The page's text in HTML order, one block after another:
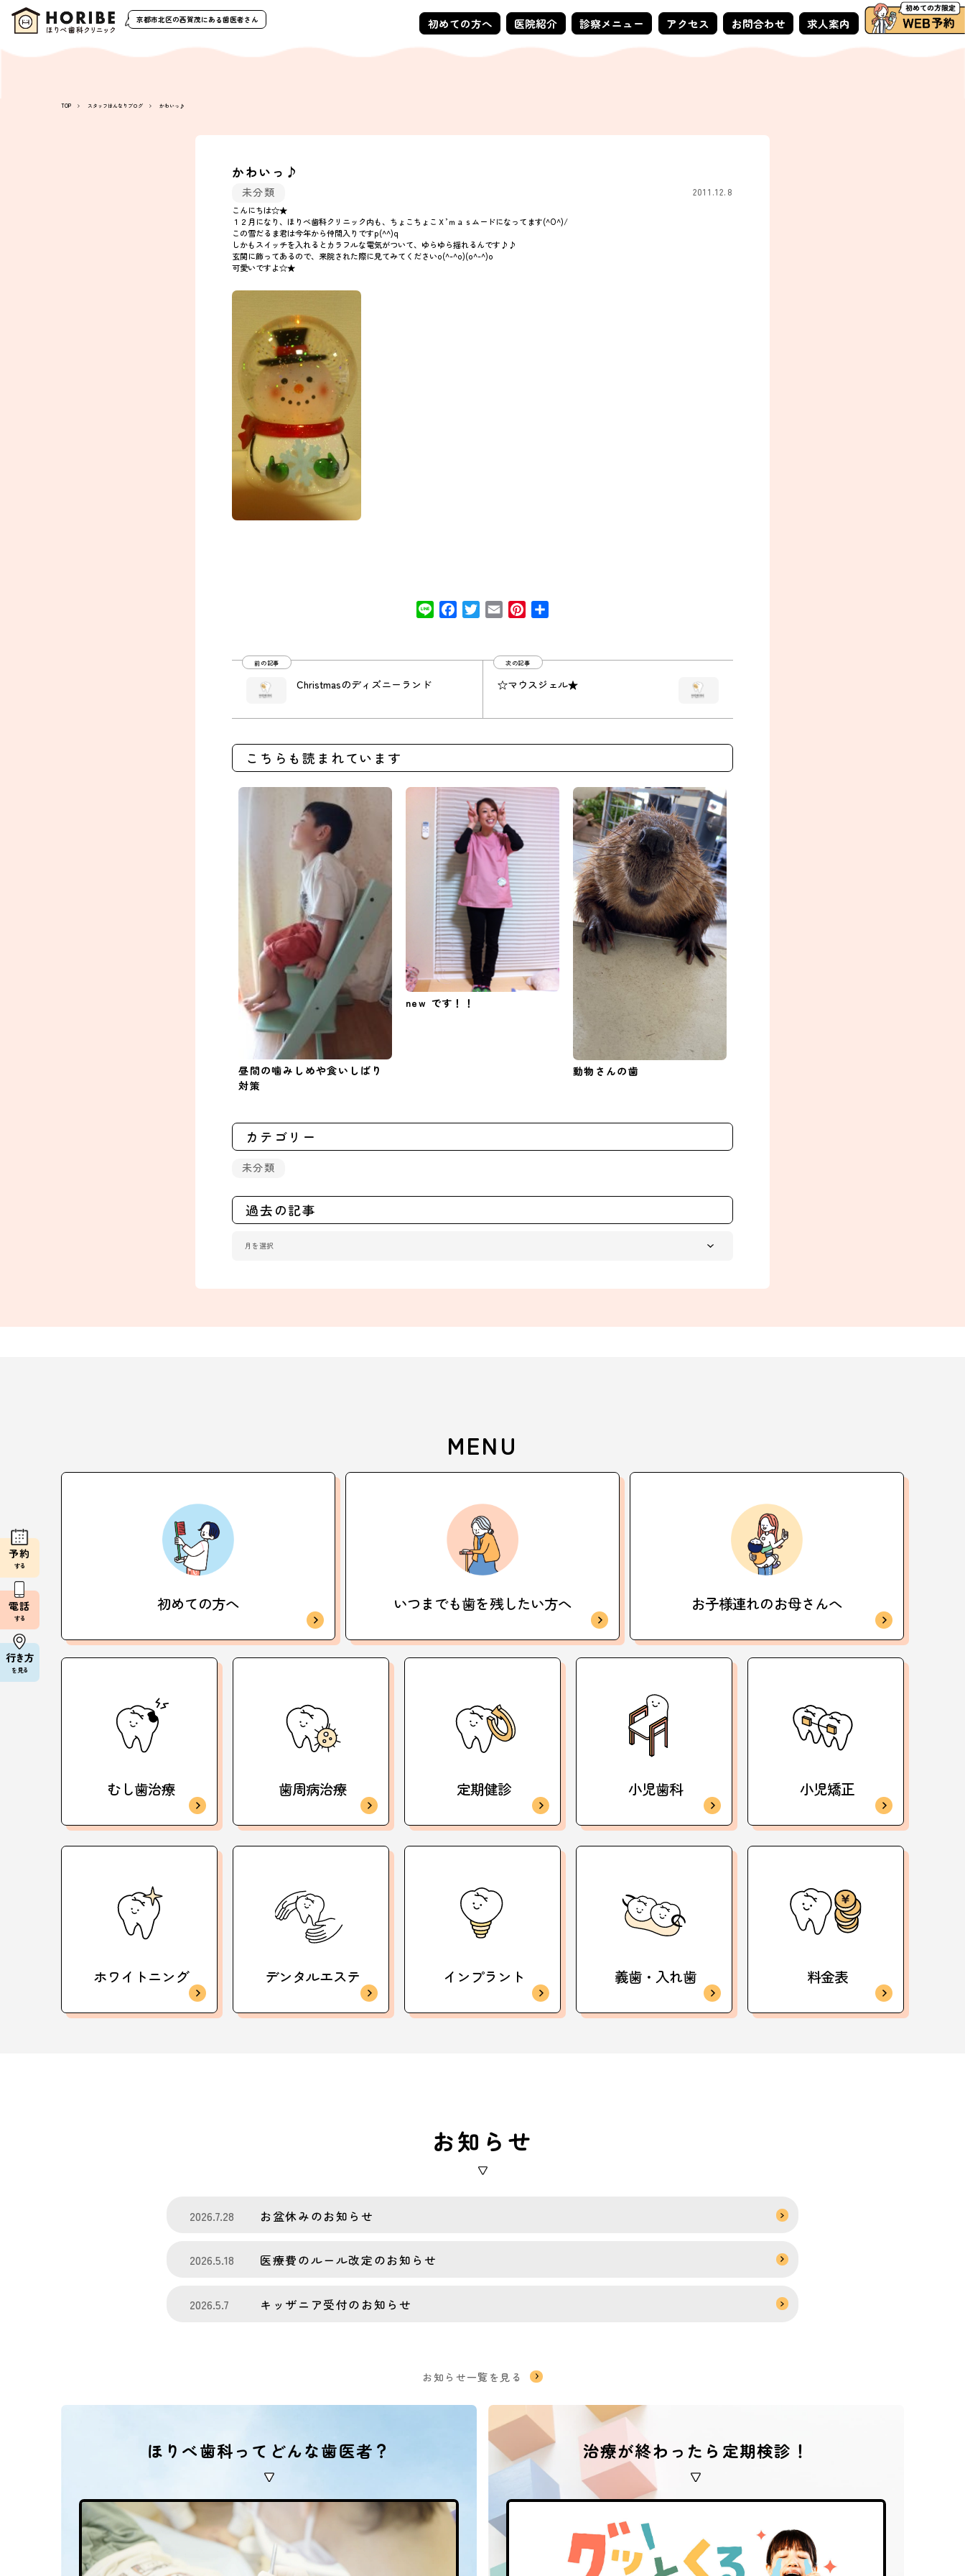
京都市北区の西賀茂にある歯医者さん 初めての方へ 医院紹介 診察メニュー アクセス お問合わせ 求人案内
TOP スタッフはんなりブログ かわいっ♪
かわいっ♪
未分類 2011.12.8
こんにちは☆★
１２月になり、ほりべ歯科クリニック内も、ちょこちょこＸ’ｍａｓムードになってます(^O^)/
この雪だるま君は今年から仲間入りですp(^^)q
しかもスイッチを入れるとカラフルな電気がついて、ゆらゆら揺れるんです♪♪
玄関に飾ってあるので、来院された際に見てみてくださいo(^-^o)(o^-^)o
可愛いですよ☆★
Line FacebookTwitter
Email Pinterest
前の記事
Christmasのディズニーランド
次の記事
☆マウスジェル★
こちらも読まれています
昼間の噛みしめや食いしばり
対策
new です！！
動物さんの歯
カテゴリー
未分類
過去の記事
MENU
初めての方へ いつまでも歯を残したい方へ お子様連れのお母さんへ
むし歯治療 歯周病治療 定期健診 小児歯科 小児矯正
ホワイトニング デンタルエステ インプラント 義歯・入れ歯 料金表
お知らせ
2026.7.28 お盆休みのお知らせ
2026.5.18 医療費のルール改定のお知らせ
2026.5.7 キッザニア受付のお知らせ
お知らせ一覧を見る
ほりべ歯科ってどんな歯医者？ 治療が終わったら定期検診！
予約
する
電話
する
行き方
を見る